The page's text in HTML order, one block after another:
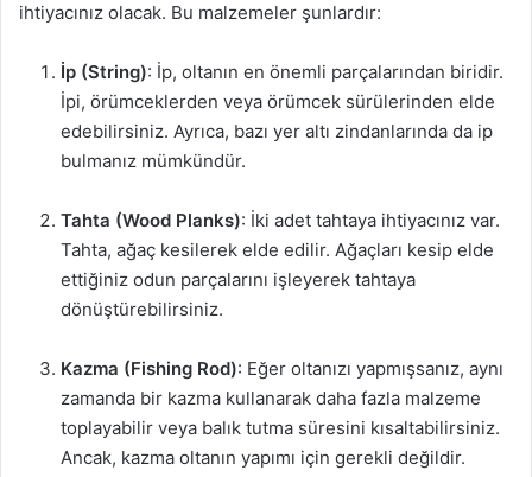
ihtiyacınız olacak. Bu malzemeler şunlardır:
İp (String): İp, oltanın en önemli parçalarından biridir.
İpi, örümceklerden veya örümcek sürülerinden elde
edebilirsiniz. Ayrıca, bazı yer altı zindanlarında da ip
bulmanız mümkündür.
Tahta (Wood Planks): İki adet tahtaya ihtiyacınız var.
Tahta, ağaç kesilerek elde edilir. Ağaçları kesip elde
ettiğiniz odun parçalarını işleyerek tahtaya
dönüştürebilirsiniz.
Kazma (Fishing Rod): Eğer oltanızı yapmışsanız, aynı
zamanda bir kazma kullanarak daha fazla malzeme
toplayabilir veya balık tutma süresini kısaltabilirsiniz.
Ancak, kazma oltanın yapımı için gerekli değildir.